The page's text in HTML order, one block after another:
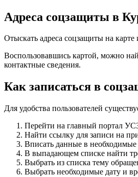
Адреса соцзащиты в
Отыскать адреса соцзащиты на карте
Воспользовавшись картой, можно
контактные сведения.
Как записаться в
Для удобства пользователей
Перейти на главный портал
Найти ссылку для записи на
Вписать данные в необходимые
В выпадающем списке найти
Выбрать из списка тему
Выбрать необходимые дату и